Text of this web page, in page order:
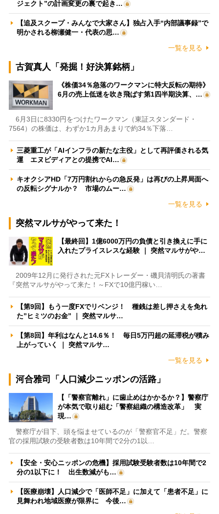
ジェクト”の計画変更の裏で起き…
【追及スクープ・みんなで大家さん】独占入手“内部議事録”で
明かされる柳瀬健一・代表の思…
一覧を見る
古賀真人「発掘！好決算銘柄」
《株価34％急落のワークマンに特大反転の期待》
6月の売上低迷を吹き飛ばす第1四半期決算、…
6月3日に8330円をつけたワークマン（東証スタンダード・
7564）の株価は、わずか1カ月あまりで約34％下落…
三菱重工が「AIインフラの新たな主役」として再評価される気
運 エヌビディアとの提携でAI…
キオクシアHD「7万円割れからの急反発」は再びの上昇局面へ
の反転シグナルか？ 市場のムー…
一覧を見る
突然マルサがやって来た！
【最終回】1億6000万円の負債と引き換えに手に
入れたプライスレスな経験 ｜ 突然マルサがや…
2009年12月に発行された元FXトレーダー・磯貝清明氏の著書
『突然マルサがやって来た！～FXで10億円稼い…
【第9回】もう一度FXでリベンジ！ 種銭は差し押さえを免れ
た”ヒミツのお金” ｜ 突然マルサ…
【第8回】年利はなんと14.6％！ 毎日5万円超の延滞税が積み
上がっていく ｜ 突然マルサ…
一覧を見る
河合雅司「人口減少ニッポンの活路」
【「警察官離れ」に歯止めはかかるか？】警察庁
が本気で取り組む「警察組織の構造改革」 実
現…
警察庁が目下、頭を悩ませているのが「警察官不足」だ。警察
官の採用試験の受験者数は10年間で2分の1以…
【安全・安心ニッポンの危機】採用試験受験者数は10年間で2
分の1以下に！ 出生数減がも…
【医療崩壊】人口減少で「医師不足」に加えて「患者不足」に
見舞われ地域医療が限界に 今後…